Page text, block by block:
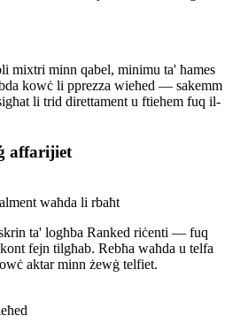
mixtri minn qabel, minimu ta' ħames
kowċ li pprezza wieħed — sakemm
li trid direttament u ftiehem fuq il-
affarijiet
waħda li rbaħt
ta' logħba Ranked riċenti — fuq
fejn tilgħab. Rebħa waħda u telfa
aktar minn żewġ telfiet.